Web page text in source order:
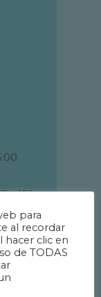
a 150
para
al recordar
hacer clic en
de TODAS